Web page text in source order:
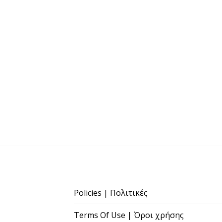
Policies | Πολιτικές
Terms Of Use | Όροι χρήσης